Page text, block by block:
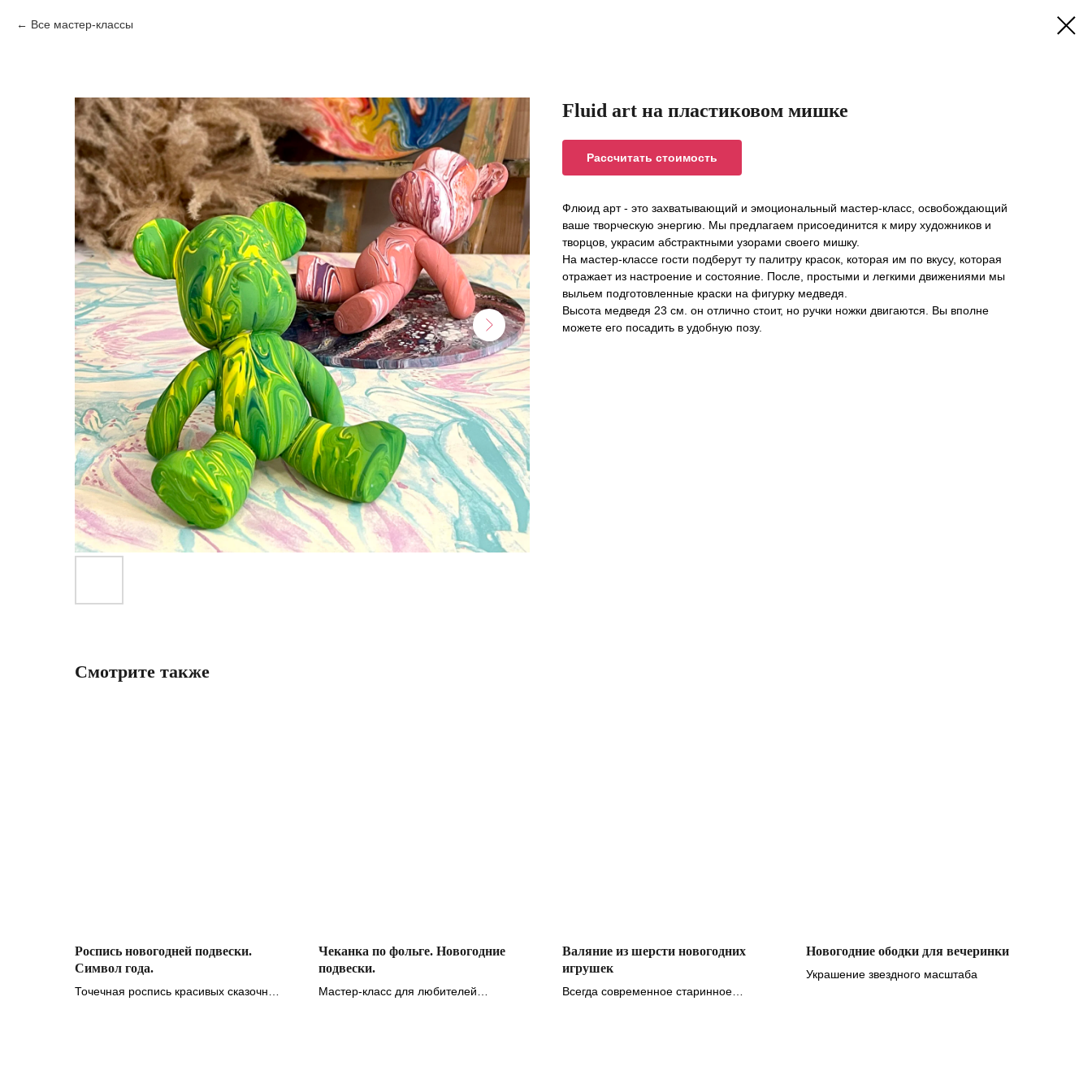
Все мастер-классы
Fluid art на пластиковом мишке
Рассчитать стоимость
Флюид арт - это захватывающий и эмоциональный мастер-класс, освобождающий
ваше творческую энергию. Мы предлагаем присоединится к миру художников и
творцов, украсим абстрактными узорами своего мишку.
На мастер-классе гости подберут ту палитру красок, которая им по вкусу, которая
отражает из настроение и состояние. После, простыми и легкими движениями мы
выльем подготовленные краски на фигурку медведя.
Высота медведя 23 см. он отлично стоит, но ручки ножки двигаются. Вы вполне
можете его посадить в удобную позу.
Смотрите также
Роспись новогодней подвески.
Символ года.
Точечная роспись красивых сказочных
Чеканка по фольге. Новогодние
подвески.
Мастер-класс для любителей
Валяние из шерсти новогодних
игрушек
Всегда современное старинное
Новогодние ободки для вечеринки
Украшение звездного масштаба